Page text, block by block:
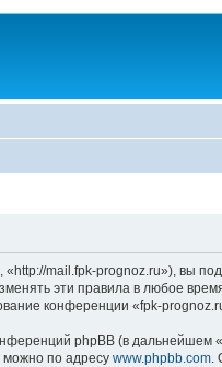
mail.fpk-prognoz.ru»), вы
эти правила в любое
конференции «fpk-
phpBB (в дальнейшем
можно по адресу www.phpbb.com.